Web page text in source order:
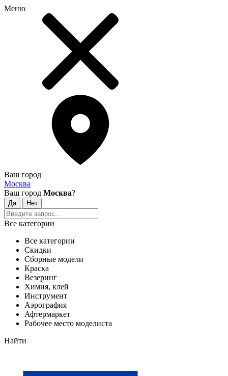
Меню
Ваш город
Москва
Ваш город Москва?
Все категории
Все категории
Скидки
Сборные модели
Краска
Везеринг
Химия, клей
Инструмент
Аэрография
Афтермаркет
Рабочее место моделиста
Найти